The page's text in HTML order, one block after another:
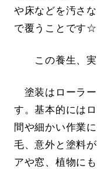
や床などを汚さ
で覆うことで
この養生、実
塗装はローラー
す。基本的には
間や細かい作業
毛、意外と塗料
アや窓、植物に